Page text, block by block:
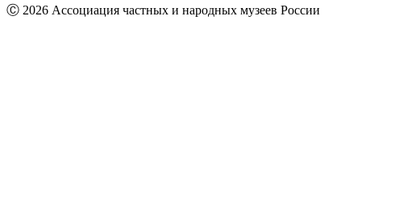
Ⓒ 2026 Ассоциация частных и народных музеев России